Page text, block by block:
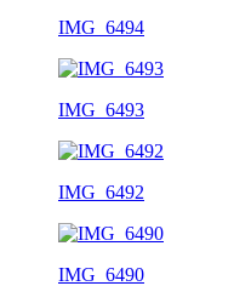
IMG_6494
IMG_6493
IMG_6492
IMG_6490